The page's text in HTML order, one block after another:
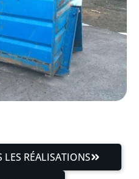
LES RÉALISATIONS